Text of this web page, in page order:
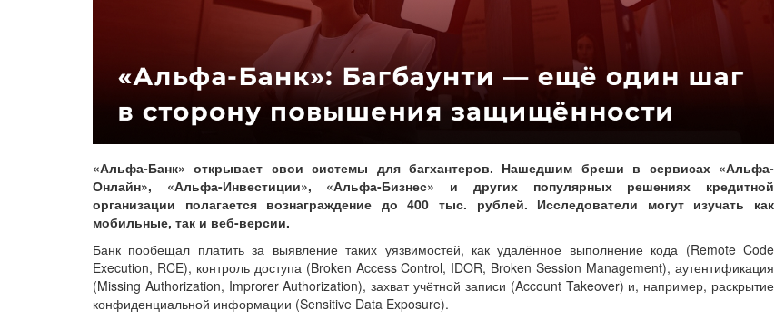
«Альфа-Банк» открывает свои системы для багхантеров. Нашедшим бреши в сервисах «Альфа-
Онлайн», «Альфа-Инвестиции», «Альфа-Бизнес» и других популярных решениях кредитной
организации полагается вознаграждение до 400 тыс. рублей. Исследователи могут изучать как
мобильные, так и веб-версии.
Банк пообещал платить за выявление таких уязвимостей, как удалённое выполнение кода (Remote Code
Execution, RCE), контроль доступа (Broken Access Control, IDOR, Broken Session Management), аутентификация
(Missing Authorization, Improrer Authorization), захват учётной записи (Account Takeover) и, например, раскрытие
конфиденциальной информации (Sensitive Data Exposure).